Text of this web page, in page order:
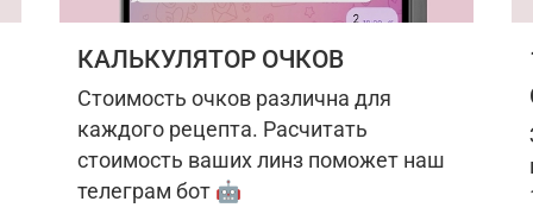
КАЛЬКУЛЯТОР ОЧКОВ
Стоимость очков различна для
каждого рецепта. Расчитать
стоимость ваших линз поможет наш
телеграм бот 🤖